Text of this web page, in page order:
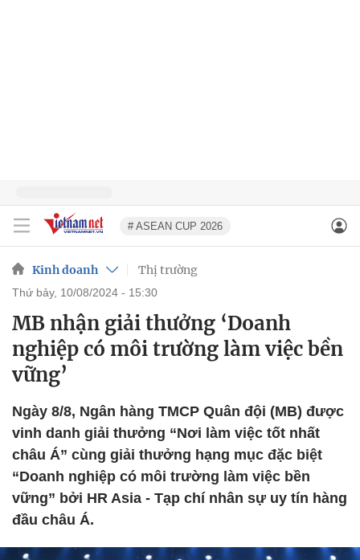
# ASEAN CUP 2026
Kinh doanh Thị trường
thứ bảy, 10/08/2024 - 15:30
MB nhận giải thưởng ‘Doanh
nghiệp có môi trường làm việc bền
vững’
Ngày 8/8, Ngân hàng TMCP Quân đội (MB) được
vinh danh giải thưởng “Nơi làm việc tốt nhất
châu Á” cùng giải thưởng hạng mục đặc biệt
“Doanh nghiệp có môi trường làm việc bền
vững” bởi HR Asia - Tạp chí nhân sự uy tín hàng
đầu châu Á.